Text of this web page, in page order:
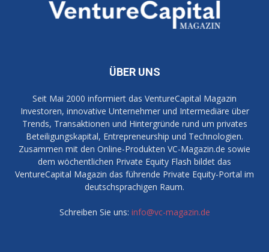
ÜBER UNS
Seit Mai 2000 informiert das VentureCapital Magazin
Investoren, innovative Unternehmer und Intermediäre über
Trends, Transaktionen und Hintergründe rund um privates
Beteiligungskapital, Entrepreneurship und Technologien.
Zusammen mit den Online-Produkten VC-Magazin.de sowie
dem wöchentlichen Private Equity Flash bildet das
VentureCapital Magazin das führende Private Equity-Portal im
deutschsprachigen Raum.
Schreiben Sie uns: info@vc-magazin.de